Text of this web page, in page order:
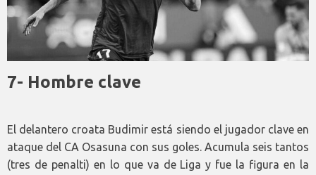
7- Hombre clave
El delantero croata Budimir está siendo el jugador clave en
ataque del CA Osasuna con sus goles. Acumula seis tantos
(tres de penalti) en lo que va de Liga y fue la figura en la